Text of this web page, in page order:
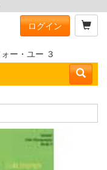
ログイン
ー・ユー ３